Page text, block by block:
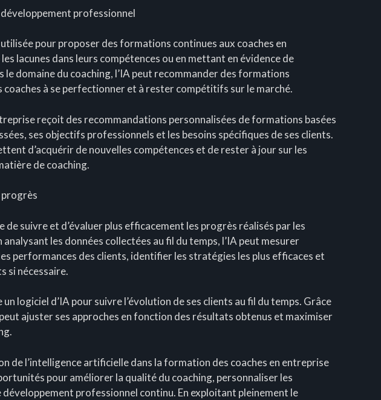
professionnel
pour proposer des formations continues aux coaches en
lacunes dans leurs compétences ou en mettant en évidence de
le domaine du coaching, l’IA peut recommander des formations
coaches à se perfectionner et à rester compétitifs sur le marché.
reçoit des recommandations personnalisées de formations basées
ses objectifs professionnels et les besoins spécifiques de ses clients.
d’acquérir de nouvelles compétences et de rester à jour sur les
de coaching.
progrès
de suivre et d’évaluer plus efficacement les progrès réalisés par les
analysant les données collectées au fil du temps, l’IA peut mesurer
performances des clients, identifier les stratégies les plus efficaces et
si nécessaire.
un logiciel d’IA pour suivre l’évolution de ses clients au fil du temps. Grâce
ajuster ses approches en fonction des résultats obtenus et maximiser
de l’intelligence artificielle dans la formation des coaches en entreprise
pour améliorer la qualité du coaching, personnaliser les
professionnel continu. En exploitant pleinement le